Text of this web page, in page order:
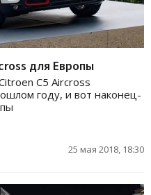
для Европы
C5 Aircross
году, и вот наконец-
25 мая 2018, 18:30